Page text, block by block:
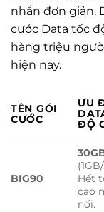
nhắn đơn giản.
cước Data tốc
hàng triệu
hiện nay.
TÊN GÓI
CƯỚC
ƯU
ĐỘ
BIG90
Hết
cao
nối.